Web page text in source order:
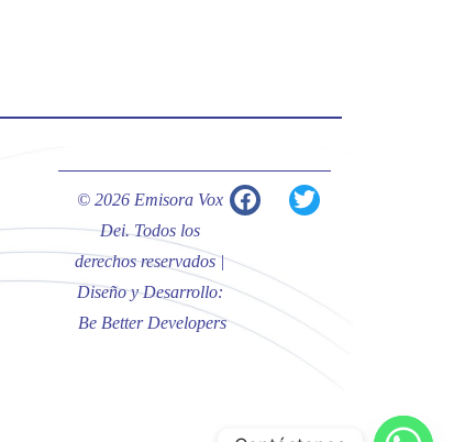
La reflexión con el presbítero
Twitter
Emisora Vox Dei @emisoravoxdei
10 May 2025
“Tú tienes palabras de vida eterna”
© 2026 Emisora Vox
Dei. Todos los
derechos reservados |
Diseño y Desarrollo:
Be Better Developers